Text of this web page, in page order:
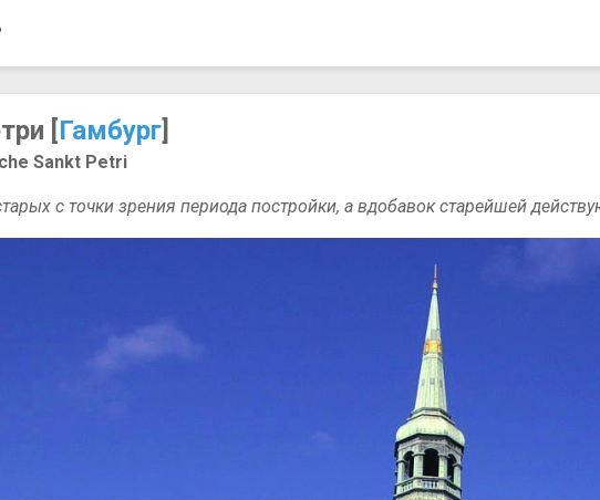
[Гамбург]
Sankt Petri
с точки зрения периода постройки, а вдобавок старейшей